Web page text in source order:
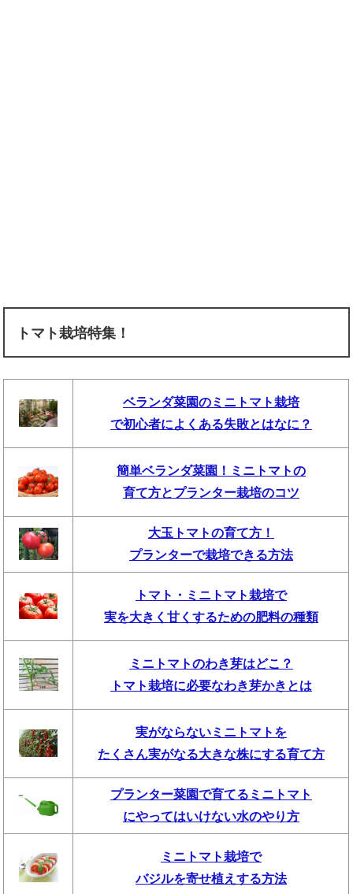
トマト栽培特集！
ベランダ菜園のミニトマト栽培
で初心者によくある失敗とはなに？
簡単ベランダ菜園！ミニトマトの
育て方とプランター栽培のコツ
大玉トマトの育て方！
プランターで栽培できる方法
トマト・ミニトマト栽培で
実を大きく甘くするための肥料の種類
ミニトマトのわき芽はどこ？
トマト栽培に必要なわき芽かきとは
実がならないミニトマトを
たくさん実がなる大きな株にする育て方
プランター菜園で育てるミニトマト
にやってはいけない水のやり方
ミニトマト栽培で
バジルを寄せ植えする方法